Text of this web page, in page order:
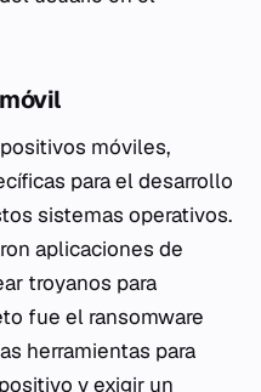
móviles,
para el desarrollo
sistemas operativos.
aplicaciones de
troyanos para
fue el ransomware
herramientas para
y exigir un